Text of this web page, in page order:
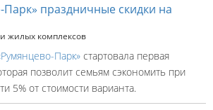
праздничные скидки на
жилых комплексов
Парк» стартовала первая
позволит семьям сэкономить при
5% от стоимости варианта.